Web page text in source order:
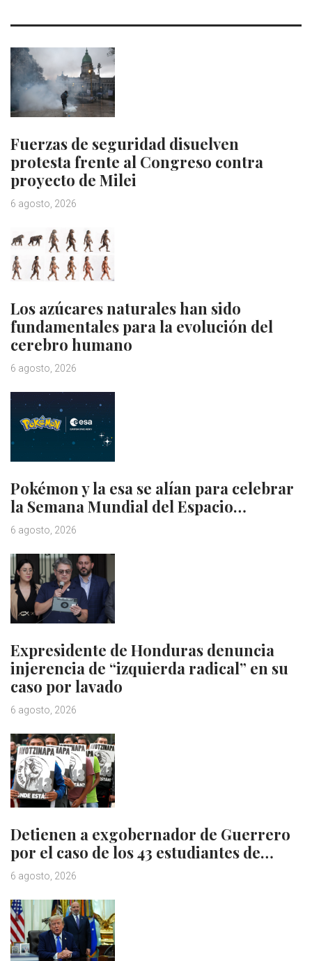
Fuerzas de seguridad disuelven
protesta frente al Congreso contra
proyecto de Milei
6 agosto, 2026
Los azúcares naturales han sido
fundamentales para la evolución del
cerebro humano
6 agosto, 2026
Pokémon y la esa se alían para celebrar
la Semana Mundial del Espacio…
6 agosto, 2026
Expresidente de Honduras denuncia
injerencia de “izquierda radical” en su
caso por lavado
6 agosto, 2026
Detienen a exgobernador de Guerrero
por el caso de los 43 estudiantes de…
6 agosto, 2026